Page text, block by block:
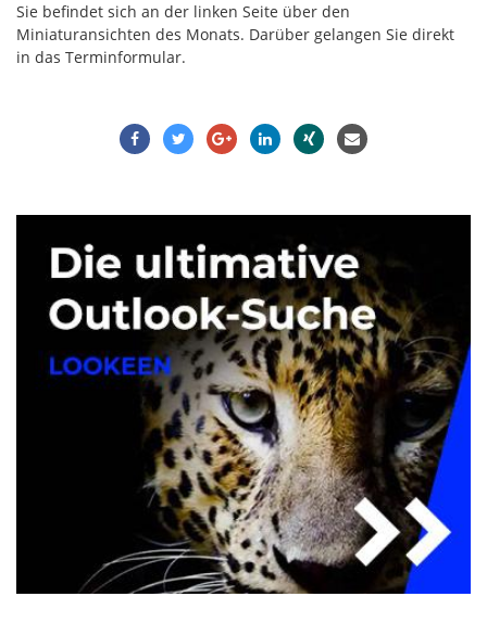
Sie befindet sich an der linken Seite über den
Miniaturansichten des Monats. Darüber gelangen Sie direkt
in das Terminformular.